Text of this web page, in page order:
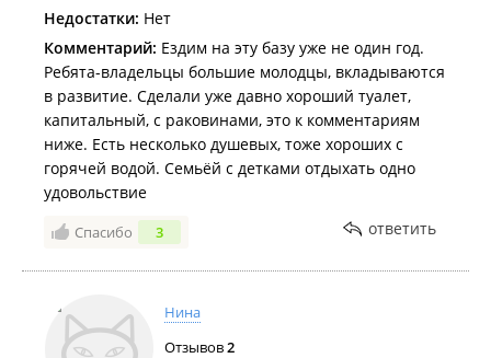
Недостатки: Нет
Комментарий: Ездим на эту базу уже не один год.
Ребята-владельцы большие молодцы, вкладываются
в развитие. Сделали уже давно хороший туалет,
капитальный, с раковинами, это к комментариям
ниже. Есть несколько душевых, тоже хороших с
горячей водой. Семьёй с детками отдыхать одно
удовольствие
Спасибо 3 ответить
Нина
Отзывов2